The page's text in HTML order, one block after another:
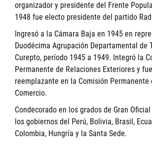
organizador y presidente del Frente
1948 fue electo presidente del partido
Ingresó a la Cámara Baja en 1945 en
Duodécima Agrupación Departamental de
Curepto, período 1945 a 1949. Integró la
Permanente de Relaciones Exteriores y
reemplazante en la Comisión Permanente
Comercio.
Condecorado en los grados de Gran
los gobiernos del Perú, Bolivia, Brasil,
Colombia, Hungría y la Santa Sede.